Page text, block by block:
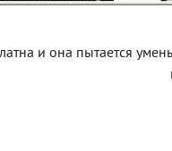
и она пытается